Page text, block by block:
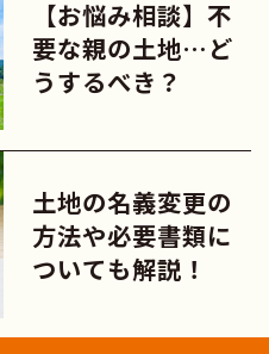
【お悩み相談】不
要な親の土地…ど
うするべき？
土地の名義変更の
方法や必要書類に
ついても解説！